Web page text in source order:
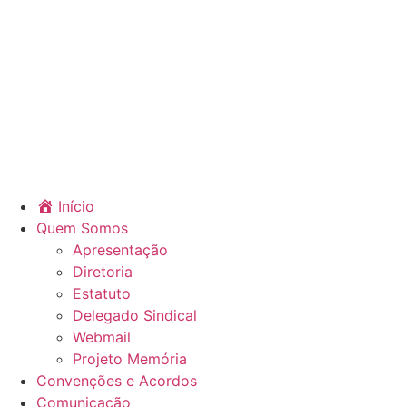
Início
Quem Somos
Apresentação
Diretoria
Estatuto
Delegado Sindical
Webmail
Projeto Memória
Convenções e Acordos
Comunicação